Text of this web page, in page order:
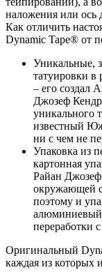
наложения или ось
Как отличить
Dynamic Tape® от
Уникальные,
татуировки в
– его создал
Джозеф
уникального
известный
ни с чем не
Упаковка из
картонная
Райан Джозеф
окружающей
поэтому и
алюминиевый
переработки
Оригинальный
каждая из которых